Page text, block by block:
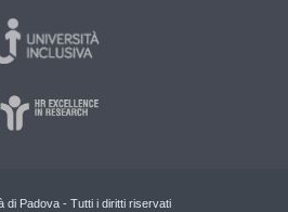
di Padova - Tutti i diritti riservati